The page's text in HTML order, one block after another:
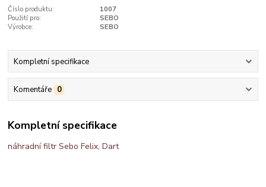
Číslo produktu:
1007
Použití pro:
SEBO
Výrobce:
SEBO
Kompletní specifikace
Komentáře 0
Kompletní specifikace
náhradní filtr Sebo Felix, Dart